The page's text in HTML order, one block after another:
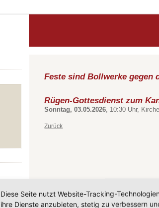
Feste sind Bollwerke gegen
Rügen-Gottesdienst zum
Sonntag, 03.05.2026, 10:30 Uhr,
Zurück
Diese Seite nutzt Website-Tracking-
ihre Dienste anzubieten, stetig zu verbessern